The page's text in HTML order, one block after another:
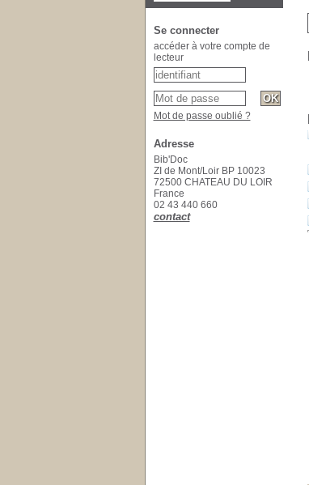
Se connecter
accéder à votre compte de
lecteur
Mot de passe oublié ?
Adresse
Bib'Doc
ZI de Mont/Loir BP 10023
72500 CHATEAU DU LOIR
France
02 43 440 660
contact